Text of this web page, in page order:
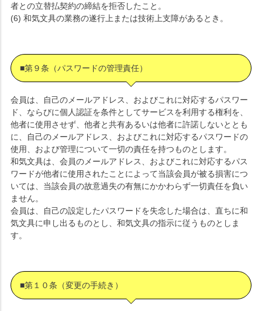
者との立替払契約の締結を拒否したこと。
(6) 和気文具の業務の遂行上または技術上支障があるとき。
■第９条（パスワードの管理責任）
会員は、自己のメールアドレス、およびこれに対応するパスワー
ド、ならびに個人認証を条件としてサービスを利用する権利を、
他者に使用させず、他者と共有あるいは他者に許諾しないととも
に、自己のメールアドレス、およびこれに対応するパスワードの
使用、および管理について一切の責任を持つものとします。
和気文具は、会員のメールアドレス、およびこれに対応するパス
ワードが他者に使用されたことによって当該会員が被る損害につ
いては、当該会員の故意過失の有無にかかわらず一切責任を負い
ません。
会員は、自己の設定したパスワードを失念した場合は、直ちに和
気文具に申し出るものとし、和気文具の指示に従うものとしま
す。
■第１０条（変更の手続き）